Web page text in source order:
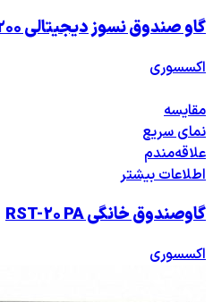
گاو صندوق نسوز دیجیتالی BJS1200
اکسسوری
مقایسه
نمای سریع
علاقه‌مندم
اطلاعات بیشتر
گاوصندوق خانگی RST-20 PA
اکسسوری